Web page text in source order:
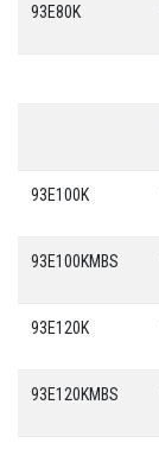
93E80K
93E100K
93E100KMBS
93E120K
93E120KMBS